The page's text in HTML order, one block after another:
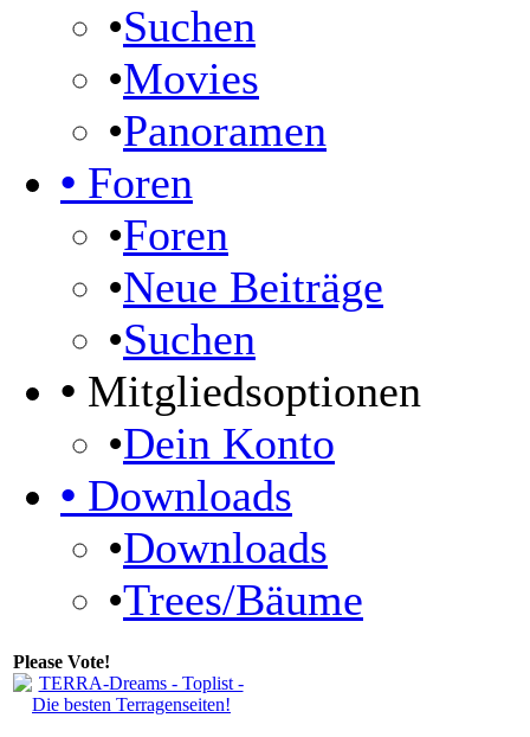
•Suchen
•Movies
•Panoramen
• Foren
•Foren
•Neue Beiträge
•Suchen
• Mitgliedsoptionen
•Dein Konto
• Downloads
•Downloads
•Trees/Bäume
Please Vote!